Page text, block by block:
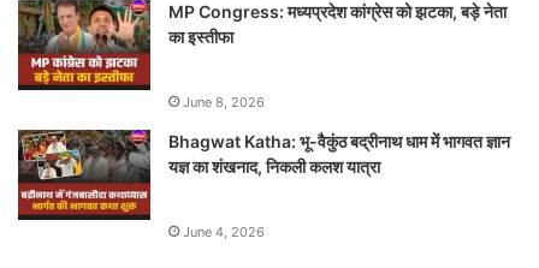
MP Congress: मध्यप्रदेश कांग्रेस को झटका, बड़े नेता
का इस्तीफा
June 8, 2026
Bhagwat Katha: भू-वैकुंठ बद्रीनाथ धाम में भागवत ज्ञान
यज्ञ का शंखनाद, निकली कलश यात्रा
June 4, 2026